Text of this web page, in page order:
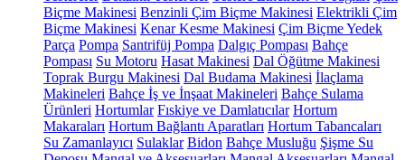
Biçme Makinesi Benzinli Çim Biçme Makinesi Elektrikli Çim
Biçme Makinesi Kenar Kesme Makinesi Çim Biçme Yedek
Parça Pompa Santrifüj Pompa Dalgıç Pompası Bahçe
Pompası Su Motoru Hasat Makinesi Dal Öğütme Makinesi
Toprak Burgu Makinesi Dal Budama Makinesi İlaçlama
Makineleri Bahçe İş ve İnşaat Makineleri Bahçe Sulama
Ürünleri Hortumlar Fıskiye ve Damlatıcılar Hortum
Makaraları Hortum Bağlantı Aparatları Hortum Tabancaları
Su Zamanlayıcı Sulaklar Bidon Bahçe Musluğu Şişme Su